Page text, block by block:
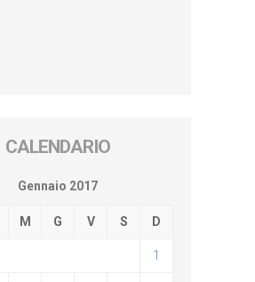
CALENDARIO
Gennaio 2017
M G V S D
1